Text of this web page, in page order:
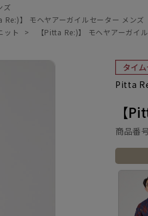
ズ
Re:)】 モヘヤアーガイルセーター メンズ
ット > 【Pitta Re:)】 モヘヤアーガイ
Pitta
【
商品番